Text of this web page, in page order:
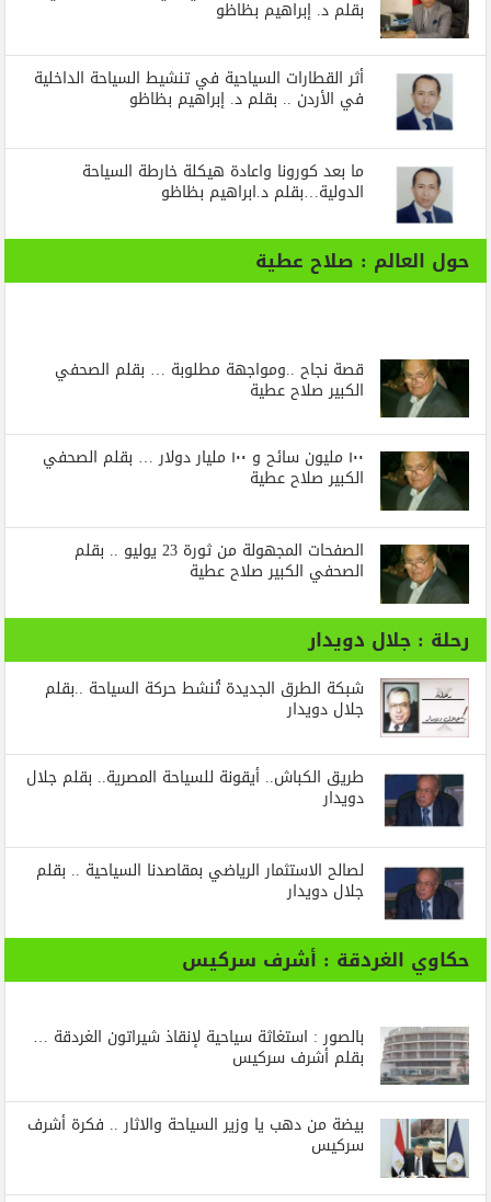
بقلم د. إبراهيم بظاظو
أثر القطارات السياحية في تنشيط السياحة الداخلية
في الأردن .. بقلم د. إبراهيم بظاظو
ما بعد كورونا واعادة هيكلة خارطة السياحة
الدولية…بقلم د.ابراهيم بظاظو
حول العالم : صلاح عطية
قصة نجاح ..ومواجهة مطلوبة … بقلم الصحفي
الكبير صلاح عطية
١٠٠ مليون سائح و ١٠٠ مليار دولار … بقلم الصحفي
الكبير صلاح عطية
الصفحات المجهولة من ثورة 23 يوليو .. بقلم
الصحفي الكبير صلاح عطية
رحلة : جلال دويدار
شبكة الطرق الجديدة تُنشط حركة السياحة ..بقلم
جلال دويدار
طريق الكباش.. أيقونة للسياحة المصرية.. بقلم جلال
دويدار
لصالح الاستثمار الرياضي بمقاصدنا السياحية .. بقلم
جلال دويدار
حكاوي الغردقة : أشرف سركيس
بالصور : استغاثة سياحية لإنقاذ شيراتون الغردقة …
بقلم أشرف سركيس
بيضة من دهب يا وزير السياحة والاثار .. فكرة أشرف
سركيس